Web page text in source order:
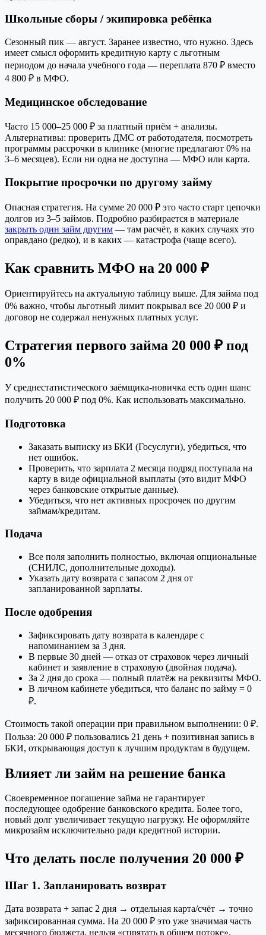
Школьные сборы / экипировка ребёнка
Сезонный пик — август. Заранее известно, что нужно. Здесь
имеет смысл оформить кредитную карту с льготным
периодом до начала учебного года — переплата 870 ₽ вместо
4 800 ₽ в МФО.
Медицинское обследование
Часто 15 000–25 000 ₽ за платный приём + анализы.
Альтернативы: проверить ДМС от работодателя, посмотреть
программы рассрочки в клинике (многие предлагают 0% на
3–6 месяцев). Если ни одна не доступна — МФО или карта.
Покрытие просрочки по другому займу
Опасная стратегия. На сумме 20 000 ₽ это часто старт цепочки
долгов из 3–5 займов. Подробно разбирается в материале
закрыть один займ другим — там расчёт, в каких случаях это
оправдано (редко), и в каких — катастрофа (чаще всего).
Как сравнить МФО на 20 000 ₽
Ориентируйтесь на актуальную таблицу выше. Для займа под
0% важно, чтобы льготный лимит покрывал все 20 000 ₽ и
договор не содержал ненужных платных услуг.
Стратегия первого займа 20 000 ₽ под
0%
У среднестатистического заёмщика-новичка есть один шанс
получить 20 000 ₽ под 0%. Как использовать максимально.
Подготовка
Заказать выписку из БКИ (Госуслуги), убедиться, что
нет ошибок.
Проверить, что зарплата 2 месяца подряд поступала на
карту в виде официальной выплаты (это видит МФО
через банковские открытые данные).
Убедиться, что нет активных просрочек по другим
займам/кредитам.
Подача
Все поля заполнить полностью, включая опциональные
(СНИЛС, дополнительные доходы).
Указать дату возврата с запасом 2 дня от
запланированной зарплаты.
После одобрения
Зафиксировать дату возврата в календаре с
напоминанием за 3 дня.
В первые 30 дней — отказ от страховок через личный
кабинет и заявление в страховую (двойная подача).
За 2 дня до срока — полный платёж на реквизиты МФО.
В личном кабинете убедиться, что баланс по займу = 0
₽.
Стоимость такой операции при правильном выполнении: 0 ₽.
Польза: 20 000 ₽ пользовались 21 день + позитивная запись в
БКИ, открывающая доступ к лучшим продуктам в будущем.
Влияет ли займ на решение банка
Своевременное погашение займа не гарантирует
последующее одобрение банковского кредита. Более того,
новый долг увеличивает текущую нагрузку. Не оформляйте
микрозайм исключительно ради кредитной истории.
Что делать после получения 20 000 ₽
Шаг 1. Запланировать возврат
Дата возврата + запас 2 дня → отдельная карта/счёт → точно
зафиксированная сумма. На 20 000 ₽ это уже значимая часть
месячного бюджета, нельзя «спрятать в общем потоке».